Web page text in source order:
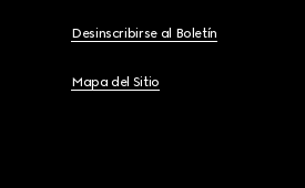
Desinscribirse al Boletín
Mapa del Sitio